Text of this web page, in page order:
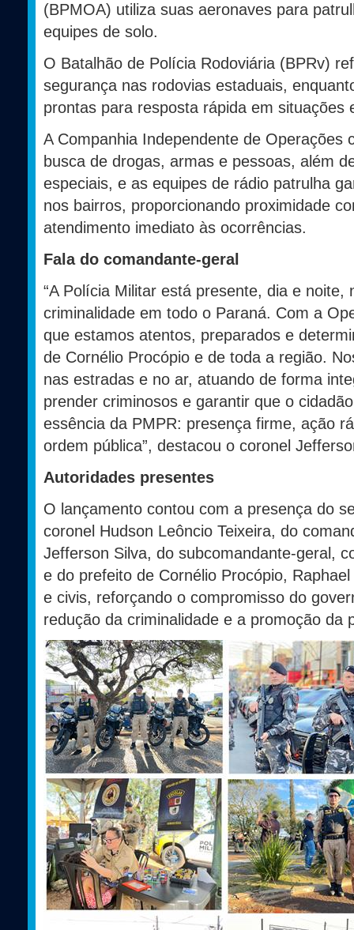
(BPMOA) utiliza suas aeronaves para
equipes de solo.
O Batalhão de Polícia Rodoviária (BPRv)
segurança nas rodovias estaduais,
prontas para resposta rápida em situações
A Companhia Independente de Operações
busca de drogas, armas e pessoas, além
especiais, e as equipes de rádio patrulha
nos bairros, proporcionando proximidade
atendimento imediato às ocorrências.
Fala do comandante-geral
“A Polícia Militar está presente, dia e noite,
criminalidade em todo o Paraná. Com a
que estamos atentos, preparados e
de Cornélio Procópio e de toda a região.
nas estradas e no ar, atuando de forma
prender criminosos e garantir que o
essência da PMPR: presença firme, ação
ordem pública”, destacou o coronel
Autoridades presentes
O lançamento contou com a presença do
coronel Hudson Leôncio Teixeira, do
Jefferson Silva, do subcomandante-geral,
e do prefeito de Cornélio Procópio,
e civis, reforçando o compromisso do
redução da criminalidade e a promoção da